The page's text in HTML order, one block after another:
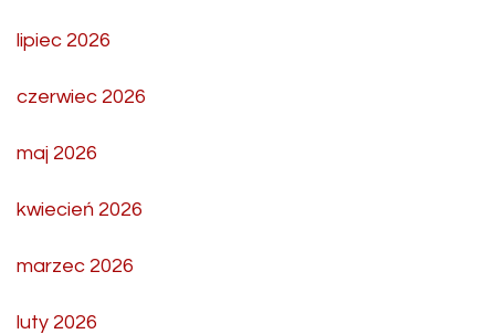
lipiec 2026
czerwiec 2026
maj 2026
kwiecień 2026
marzec 2026
luty 2026